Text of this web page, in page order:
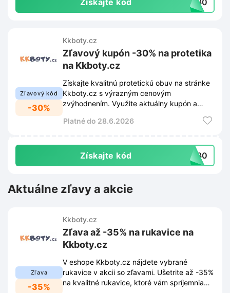
Získajte kód ox30
Zľavový kód
-30%
Kkboty.cz
Zľavový kupón -30% na protetika
na Kkboty.cz
Získajte kvalitnú protetickú obuv na stránke
Kkboty.cz s výrazným cenovým
zvýhodnením. Využite aktuálny kupón a
Platné do 28.6.2026
Získajte kód KA30
Aktuálne zľavy a akcie
Zľava
-35%
Kkboty.cz
Zľava až -35% na rukavice na
Kkboty.cz
V eshope Kkboty.cz nájdete vybrané
rukavice v akcii so zľavami. Ušetrite až -35%
na kvalitné rukavice, ktoré vám spríjemnia